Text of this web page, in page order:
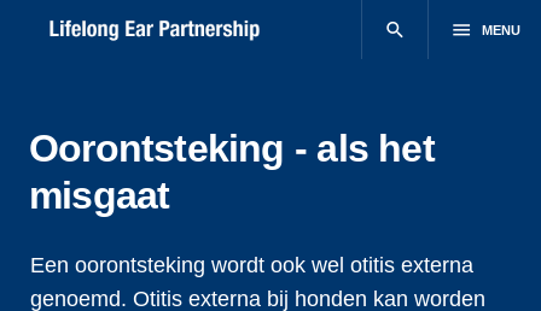
search menu MENU
Oorontsteking - als het
misgaat
Een oorontsteking wordt ook wel otitis externa
genoemd. Otitis externa bij honden kan worden